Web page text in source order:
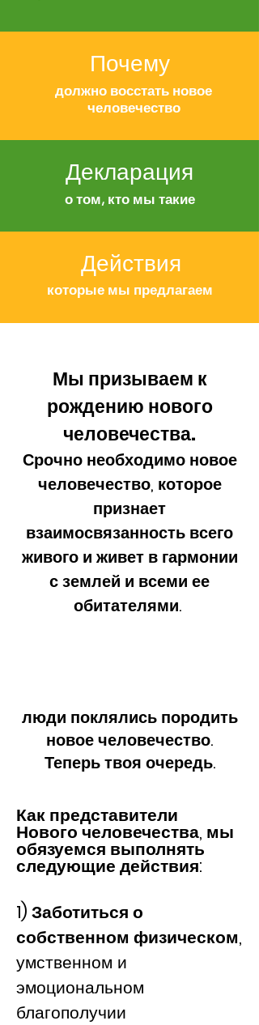
Почему
должно восстать новое
человечество
Декларация
о том, кто мы такие
Действия
которые мы предлагаем
Мы призываем к
рождению нового
человечества.
Срочно необходимо новое
человечество, которое
признает
взаимосвязанность всего
живого и живет в гармонии
с землей и всеми ее
обитателями.
люди поклялись породить
новое человечество.
Теперь твоя очередь.
Как представители
Нового человечества, мы
обязуемся выполнять
следующие действия:
1) Заботиться о
собственном физическом,
умственном и
эмоциональном
благополучии